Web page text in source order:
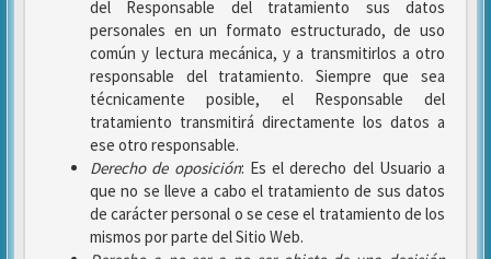
del Responsable del tratamiento sus datos
personales en un formato estructurado, de uso
común y lectura mecánica, y a transmitirlos a otro
responsable del tratamiento. Siempre que sea
técnicamente posible, el Responsable del
tratamiento transmitirá directamente los datos a
ese otro responsable.
Derecho de oposición: Es el derecho del Usuario a
que no se lleve a cabo el tratamiento de sus datos
de carácter personal o se cese el tratamiento de los
mismos por parte del Sitio Web.